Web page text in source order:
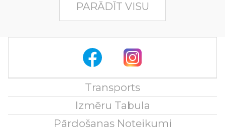
PARĀDĪT VISU
Transports
Izmēru Tabula
Pārdošanas Noteikumi